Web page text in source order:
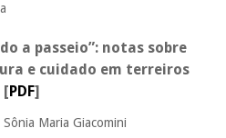
a passeio”: notas sobre
e cuidado em terreiros
[PDF]
Maria Giacomini